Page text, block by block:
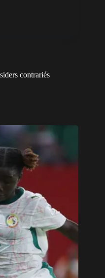
contrariés